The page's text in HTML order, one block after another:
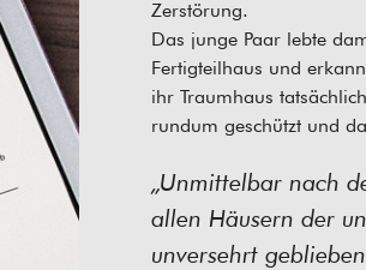
Zerstörung.
Das junge Paar lebte
Fertigteilhaus und
ihr Traumhaus
rundum geschützt und
„Unmittelbar nach
allen Häusern der
unversehrt